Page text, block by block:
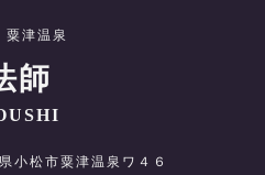
粟津温泉
師
松市粟津温泉ワ４６